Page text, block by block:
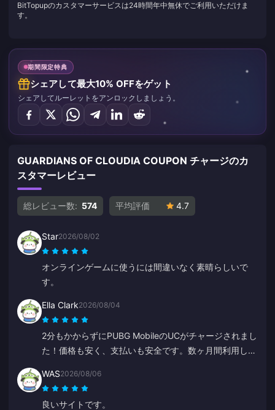
BitTopupのカスタマーサービスは24時間年中無休でご利用いただけま
す。
期間限定特典
シェアして最大10% OFFをゲット
シェアしてルーレットをアンロックしましょう。
GUARDIANS OF CLOUDIA COUPON チャージのカ
スタマーレビュー
総レビュー数: 574 平均評価 4.7
Star2026/08/02
オンラインゲームに使うには間違いなく素晴らしいで
す。
Ella Clark2026/08/04
2分もかからずにPUBG MobileのUCがチャージされまし
た！価格も安く、支払いも安全です。数ヶ月間利用して
めです。
WAS2026/08/06
良いサイトです。